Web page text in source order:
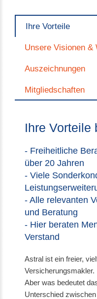
Ihre Vorteile
Unsere Visionen &
Auszeichnungen
Mitgliedschaften
Ihre Vorteile
- Freiheitliche
über 20 Jahren
- Viele
- Alle relevanten
und Beratung
- Hier beraten
Verstand
Astral ist ein freier,
Versicherungsmakler.
Aber was bedeutet
Unterschied